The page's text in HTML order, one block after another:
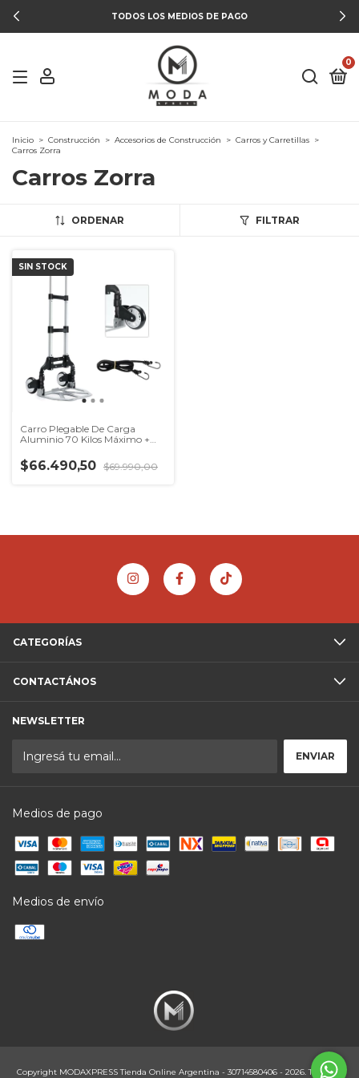
TODOS LOS MEDIOS DE PAGO
0
Inicio > Construcción > Accesorios de Construcción > Carros y Carretillas >
Carros Zorra
Carros Zorra
ORDENAR FILTRAR
SIN STOCK
Carro Plegable De Carga
Aluminio 70 Kilos Máximo +
$66.490,50 $69.990,00
CATEGORÍAS
CONTACTÁNOS
NEWSLETTER
Medios de pago
Medios de envío
Copyright MODAXPRESS Tienda Online Argentina - 30714580406 - 2026. Todos los